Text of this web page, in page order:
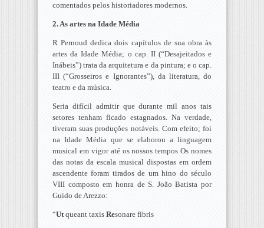
comentados pelos historiadores modernos.
2. As artes na Idade Média
R Pernoud dedica dois capítulos de sua obra às
artes da Idade Média; o cap. II (“Desajeitados e
Inábeis”) trata da arquitetura e da pintura; e o cap.
III (“Grosseiros e Ignorantes”), da literatura, do
teatro e da música.
Seria difícil admitir que durante mil anos tais
setores tenham ficado estagnados. Na verdade,
tiveram suas produções notáveis. Com efeito; foi
na Idade Média que se elaborou a linguagem
musical em vigor até os nossos tempos Os nomes
das notas da escala musical dispostas em ordem
ascendente foram tirados de um hino do século
VIII composto em honra de S. João Batista por
Guido de Arezzo:
“Utqueant taxis Resonare fibris